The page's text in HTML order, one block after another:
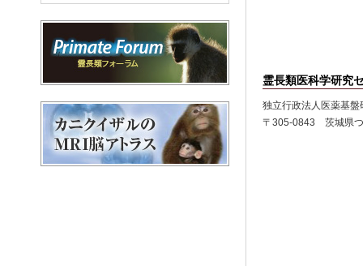
霊長類医科学研究
独立行政法人医薬基
〒305‐0843 茨城県